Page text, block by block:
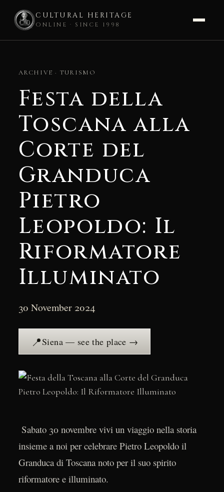
CULTURAL HERITAGE
ONLINE · SINCE 1998
contentARCHIVE · TURISMO
Festa della
Toscana alla
Corte del
Granduca
Pietro
Leopoldo: Il
Riformatore
Illuminato
30 November 2024
📍Siena — see the place →
Sabato 30 novembre vivi un viaggio nella storia
insieme a noi per celebrare Pietro Leopoldo il
Granduca di Toscana noto per il suo spirito
riformatore e illuminato.